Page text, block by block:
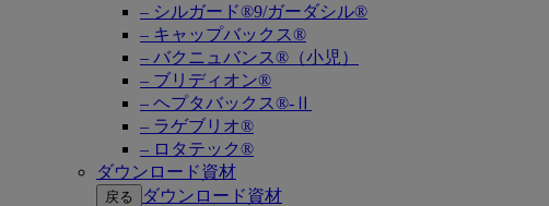
– シルガード®9/ガーダシル®
– キャップバックス®
– バクニュバンス®（小児）
– ブリディオン®
– ヘプタバックス®-Ⅱ
– ラゲブリオ®
– ロタテック®
ダウンロード資材
戻る
ダウンロード資材